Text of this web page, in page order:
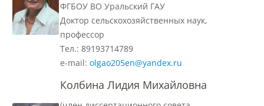
Зарубежные стажировки
ФГБОУ ВО Уральский ГАУ
Доктор сельскохозяйственных наук,
профессор
Тел.: 89193714789
е-mail: olgao205en@yandex.ru
Колбина Лидия Михайловна